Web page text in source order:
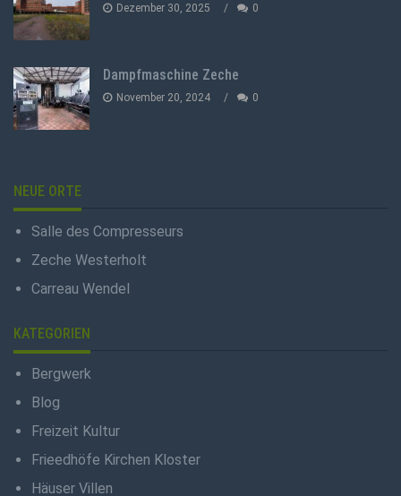
Dezember 30, 2025 0
Dampfmaschine Zeche
November 20, 2024 0
NEUE ORTE
Salle des Compresseurs
Zeche Westerholt
Carreau Wendel
KATEGORIEN
Bergwerk
Blog
Freizeit Kultur
Frieedhöfe Kirchen Kloster
Häuser Villen